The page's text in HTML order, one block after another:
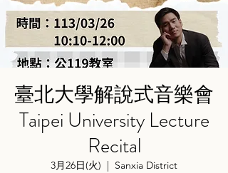
臺北大學解說式音樂會
Taipei University Lecture
Recital
3月26日(火)
  |
Sanxia District